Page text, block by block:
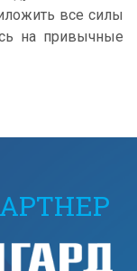
все силы
на привычные